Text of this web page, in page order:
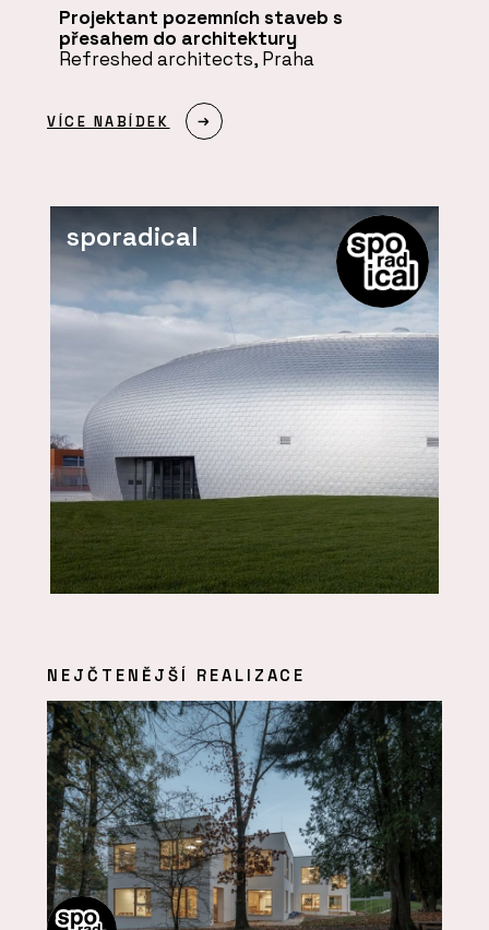
Projektant pozemních staveb s
přesahem do architektury
Refreshed architects, Praha
VÍCE NABÍDEK
sporadical
NEJČTENĚJŠÍ REALIZACE